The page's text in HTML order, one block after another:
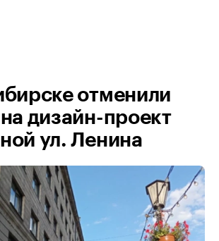
отменили
дизайн-проект
ул. Ленина